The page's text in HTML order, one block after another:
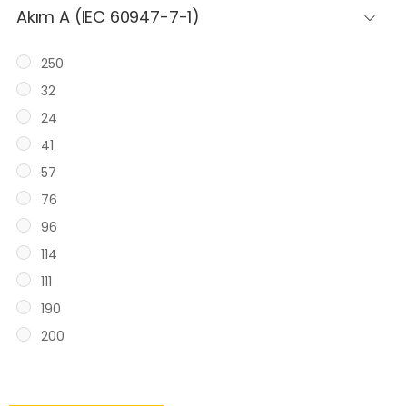
Akım A (IEC 60947-7-1)
250
32
24
41
57
76
96
114
111
190
200